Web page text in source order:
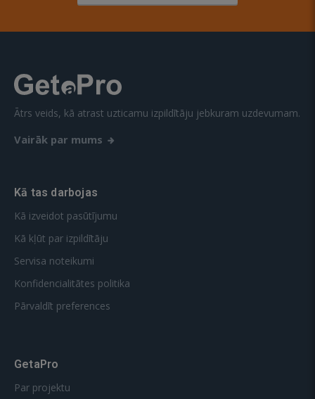
Ātrs veids, kā atrast uzticamu izpildītāju jebkuram uzdevumam.
Vairāk par mums
Kā tas darbojas
Kā izveidot pasūtījumu
Kā kļūt par izpildītāju
Servisa noteikumi
Konfidencialitātes politika
Pārvaldīt preferences
GetaPro
Par projektu